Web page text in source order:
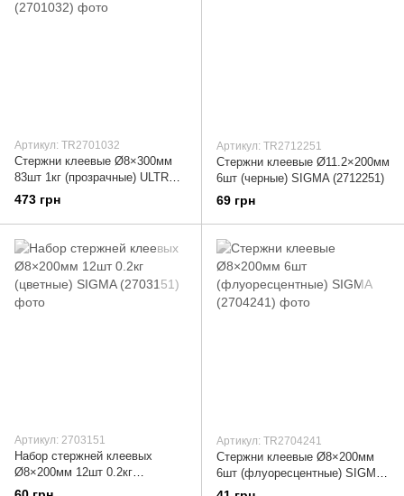
Артикул: TR2701032
Стержни клеевые Ø8×300мм
83шт 1кг (прозрачные) ULTRA
(2701032)
473 грн
Артикул: TR2712251
Стержни клеевые Ø11.2×200мм
6шт (черные) SIGMA (2712251)
69 грн
Артикул: 2703151
Набор стержней клеевых
Ø8×200мм 12шт 0.2кг
(цветные) SIGMA (2703151)
Артикул: TR2704241
Стержни клеевые Ø8×200мм
6шт (флуоресцентные) SIGMA
(2704241)